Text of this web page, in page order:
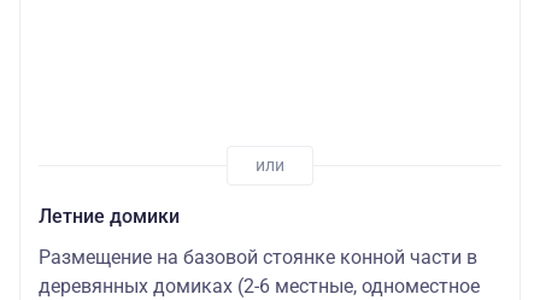
Летние домики
Размещение на базовой стоянке конной части в
деревянных домиках (2-6 местные, одноместное